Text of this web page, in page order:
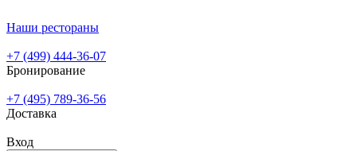
Наши рестораны
+7 (499) 444-36-07
Бронирование
+7 (495) 789-36-56
Доставка
Вход